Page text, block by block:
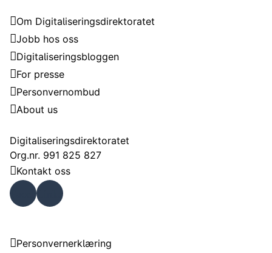
Om Digitaliseringsdirektoratet
Jobb hos oss
Digitaliseringsbloggen
For presse
Personvernombud
About us
Digitaliseringsdirektoratet
Org.nr. 991 825 827
Kontakt oss
Faceb
Personvernerklæring